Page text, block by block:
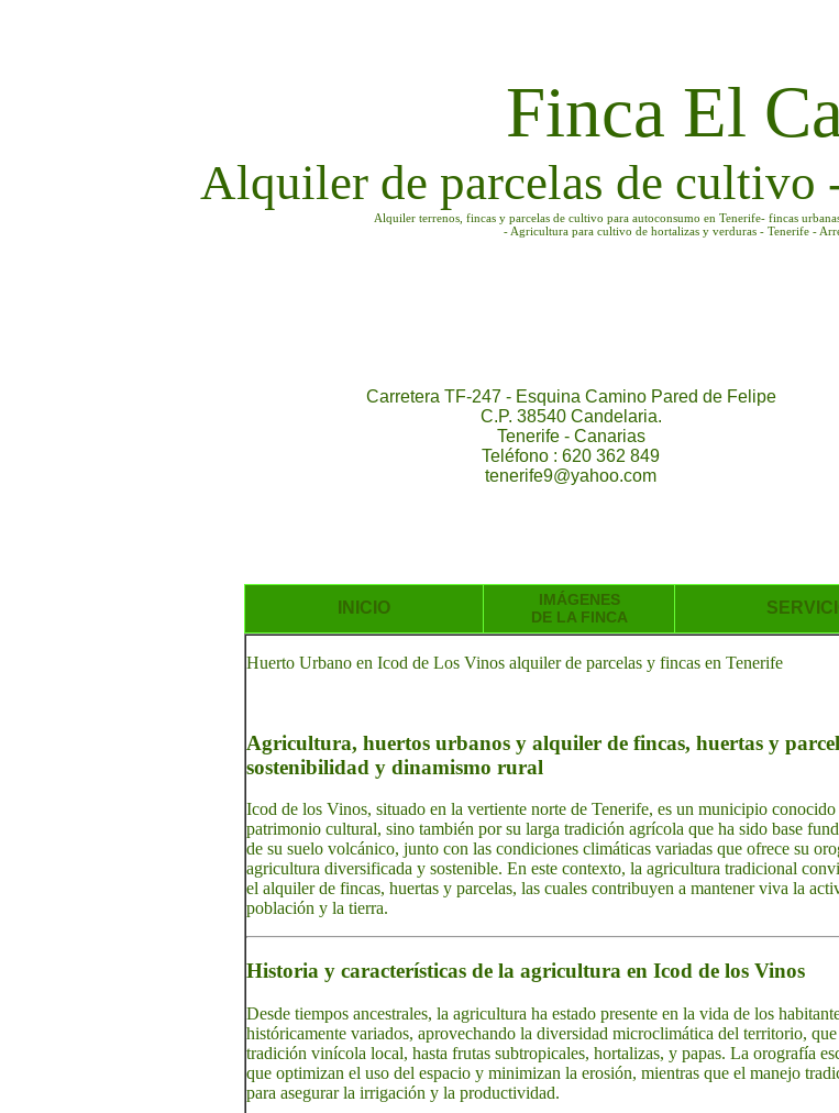
Finca El
Alquiler de parcelas de cultivo
Alquiler terrenos, fincas y parcelas de cultivo para autoconsumo en Tenerife- fincas
- Agricultura para cultivo de hortalizas y verduras - Tenerife -
Carretera TF-247 - Esquina Camino Pared de Felipe
C.P. 38540 Candelaria.
Tenerife - Canarias
Teléfono : 620 362 849
tenerife9@yahoo.com
INICIO
IMÁGENES
DE LA FINCA
Huerto Urbano en Icod de Los Vinos alquiler de parcelas y fincas en Tenerife
Agricultura, huertos urbanos y alquiler de fincas, huertas y
sostenibilidad y dinamismo rural
Icod de los Vinos, situado en la vertiente norte de Tenerife, es un municipio
patrimonio cultural, sino también por su larga tradición agrícola que ha sido base
de su suelo volcánico, junto con las condiciones climáticas variadas que ofrece su
agricultura diversificada y sostenible. En este contexto, la agricultura tradicional
el alquiler de fincas, huertas y parcelas, las cuales contribuyen a mantener viva la
población y la tierra.
Historia y características de la agricultura en Icod de los Vinos
Desde tiempos ancestrales, la agricultura ha estado presente en la vida de los
históricamente variados, aprovechando la diversidad microclimática del territorio,
tradición vinícola local, hasta frutas subtropicales, hortalizas, y papas. La orografía
que optimizan el uso del espacio y minimizan la erosión, mientras que el manejo
para asegurar la irrigación y la productividad.